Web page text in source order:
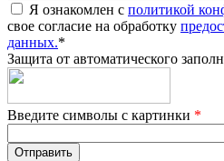
Я ознакомлен с политикой
свое согласие на обработку
данных.*
Защита от автоматического
Введите символы с картинки *